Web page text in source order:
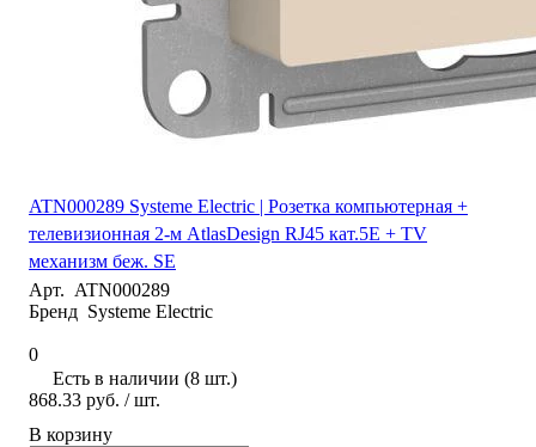
ATN000289 Systeme Electric | Розетка компьютерная +
телевизионная 2-м AtlasDesign RJ45 кат.5E + TV
механизм беж. SE
Арт. ATN000289
Бренд Systeme Electric
0
Есть в наличии (8 шт.)
868.33 руб. / шт.
В корзину